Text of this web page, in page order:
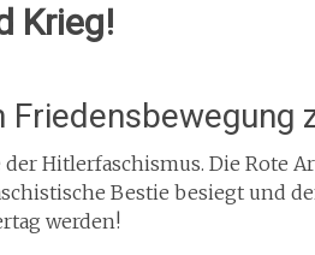
Krieg!
Friedensbewegung
der Hitlerfaschismus. Die Rote
Bestie besiegt und
werden!